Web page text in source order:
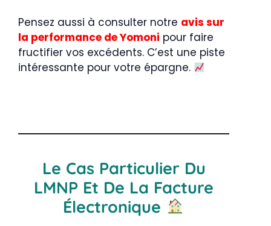
Pensez aussi à consulter notre avis sur
la performance de Yomoni pour faire
fructifier vos excédents. C’est une piste
intéressante pour votre épargne.
Le Cas Particulier Du
LMNP Et De La Facture
Électronique